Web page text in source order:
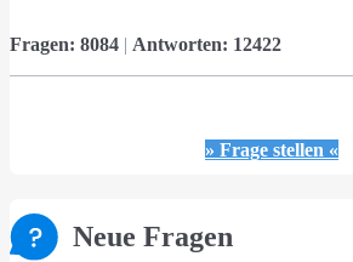
Fragen: 8084 | Antworten: 12422
» Frage stellen «
Neue Fragen